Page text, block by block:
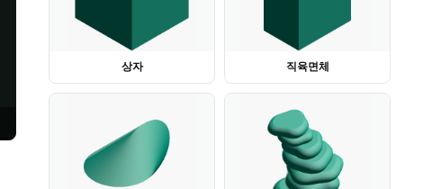
상자 직육면체